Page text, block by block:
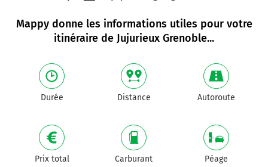
Mappy donne les informations utiles pour votre
itinéraire de Jujurieux Grenoble...
Durée Distance Autoroute
Prix total Carburant Péage